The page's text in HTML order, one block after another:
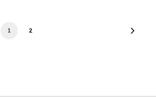
1 2